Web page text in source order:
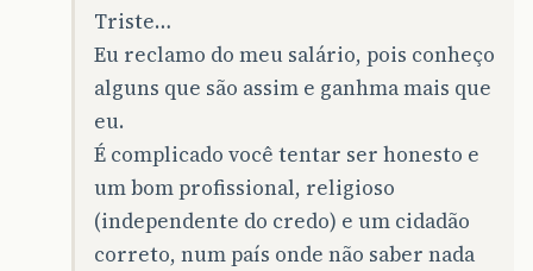
Triste…
Eu reclamo do meu salário, pois conheço
alguns que são assim e ganhma mais que
eu.
É complicado você tentar ser honesto e
um bom profissional, religioso
(independente do credo) e um cidadão
correto, num país onde não saber nada